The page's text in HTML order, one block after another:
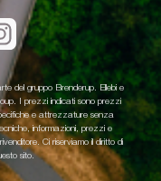
del gruppo Brenderup. Ellebi e
I prezzi indicati sono prezzi
e attrezzature senza
informazioni, prezzi e
Ci riserviamo il diritto di
sito.